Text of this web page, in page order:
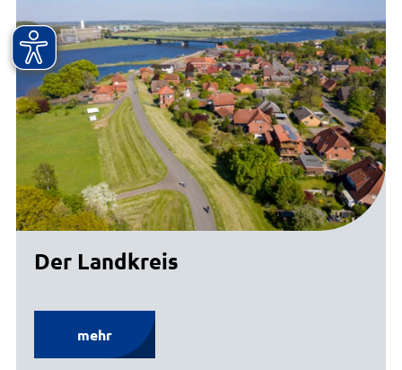
Der Landkreis
mehr